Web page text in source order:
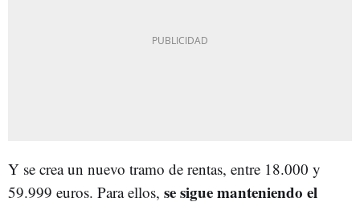
Y se crea un nuevo tramo de rentas, entre 18.000 y
59.999 euros. Para ellos, se sigue manteniendo el